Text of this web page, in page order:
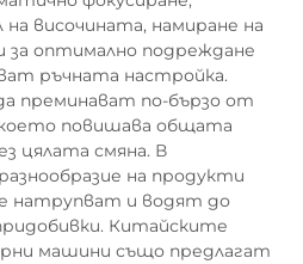
височината, намиране на
оптимално подреждане
ръчната настройка.
преминават по-бързо от
което повишава общата
цялата смяна. В
на продукти
натрупват и водят до
Китайските
машини също предлагат